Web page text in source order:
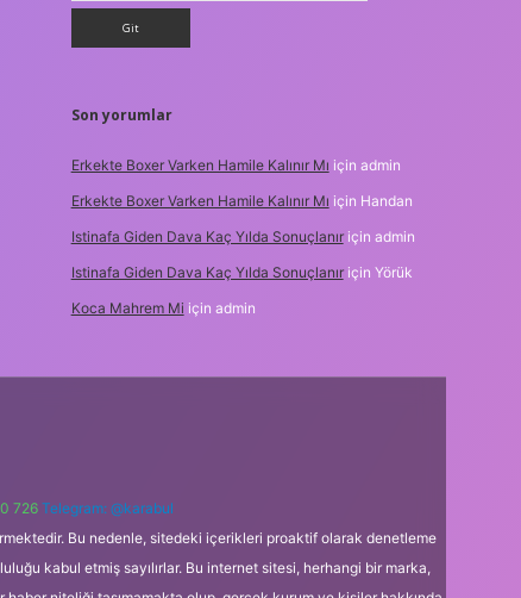
Son yorumlar
Erkekte Boxer Varken Hamile Kalınır Mı için admin
Erkekte Boxer Varken Hamile Kalınır Mı için Handan
Istinafa Giden Dava Kaç Yılda Sonuçlanıriçin admin
Istinafa Giden Dava Kaç Yılda Sonuçlanıriçin Yörük
Koca Mahrem Mi için admin
726 Telegram: @karabul
Bu nedenle, sitedeki içerikleri proaktif olarak denetleme
kabul etmiş sayılırlar. Bu internet sitesi, herhangi bir marka,